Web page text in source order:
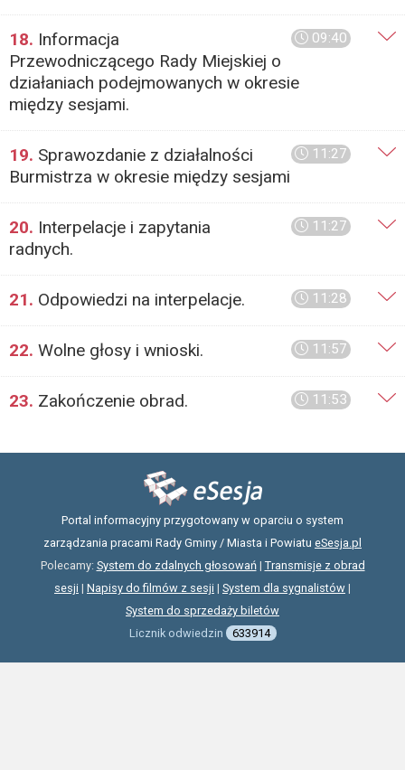
09:40
18. Informacja
Przewodniczącego Rady Miejskiej o
działaniach podejmowanych w okresie
między sesjami.
11:27
19. Sprawozdanie z działalności
Burmistrza w okresie między sesjami
11:27
20. Interpelacje i zapytania
radnych.
11:28
21. Odpowiedzi na interpelacje.
11:57
22. Wolne głosy i wnioski.
11:53
23. Zakończenie obrad.
Portal informacyjny przygotowany w oparciu o system
zarządzania pracami Rady Gminy / Miasta i Powiatu eSesja.pl
Polecamy: System do zdalnych głosowań| Transmisje z obrad
sesji | Napisy do filmów z sesji | System dla sygnalistów |
System do sprzedaży biletów
Licznik odwiedzin
633914